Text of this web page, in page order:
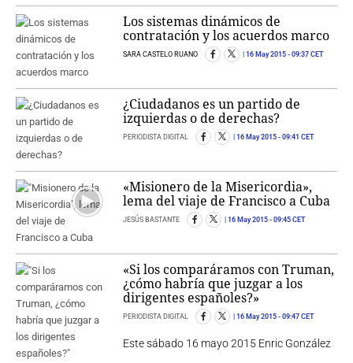
Los sistemas dinámicos de
contratación y los acuerdos marco
SARA CASTELO RUANO 16 May 2015 - 09:37 CET
¿Ciudadanos es un partido de
izquierdas o de derechas?
PERIODISTA DIGITAL 16 May 2015 - 09:41 CET
«Misionero de la Misericordia»,
lema del viaje de Francisco a Cuba
JESÚS BASTANTE 16 May 2015 - 09:45 CET
«Si los comparáramos con Truman,
¿cómo habría que juzgar a los
dirigentes españoles?»
PERIODISTA DIGITAL 16 May 2015 - 09:47 CET
Este sábado 16 mayo 2015 Enric González